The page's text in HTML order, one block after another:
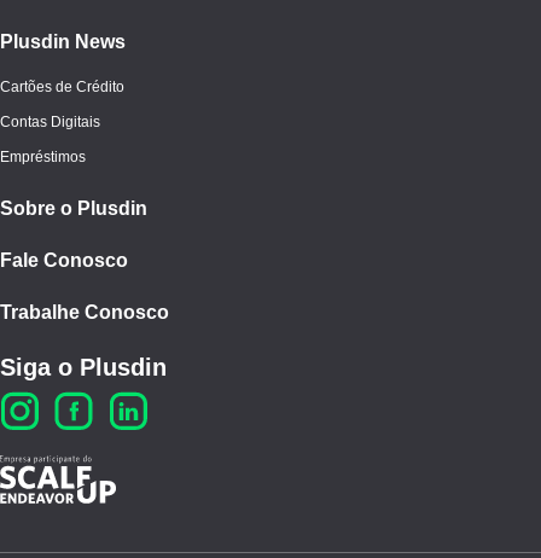
Plusdin News
Cartões de Crédito
Contas Digitais
Empréstimos
Sobre o Plusdin
Fale Conosco
Trabalhe Conosco
Siga o Plusdin